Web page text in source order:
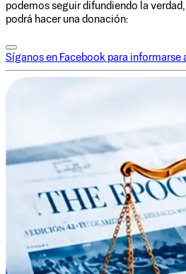
podemos seguir difundiendo la
podrá hacer una donación:
Síganos en Facebook para informarse